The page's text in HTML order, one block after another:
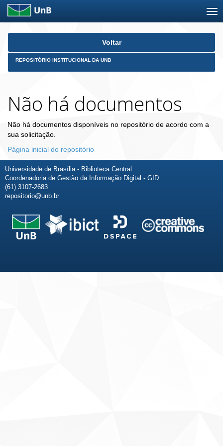
Skip
Voltar
REPOSITÓRIO INSTITUCIONAL DA UNB
Não há documentos
Não há documentos disponíveis no repositório de acordo com a
sua solicitação.
Página inicial do repositório
Universidade de Brasília - Biblioteca Central
Coordenadoria de Gestão da Informação Digital - GID
(61) 3107-2683
repositorio@unb.br